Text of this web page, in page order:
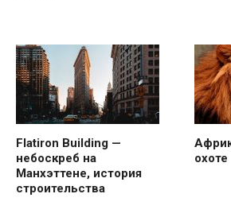
Flatiron Building —
небоскреб на
Манхэттене, история
строительства
охоте